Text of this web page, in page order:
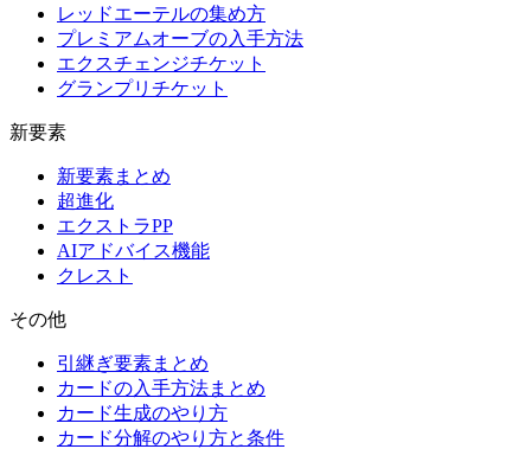
レッドエーテルの集め方
プレミアムオーブの入手方法
エクスチェンジチケット
グランプリチケット
新要素
新要素まとめ
超進化
エクストラPP
AIアドバイス機能
クレスト
その他
引継ぎ要素まとめ
カードの入手方法まとめ
カード生成のやり方
カード分解のやり方と条件